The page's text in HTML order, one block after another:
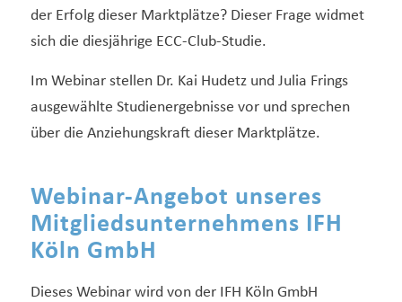
der Erfolg dieser Marktplätze? Dieser Frage widmet
sich die diesjährige ECC-Club-Studie.
Im Webinar stellen Dr. Kai Hudetz und Julia Frings
ausgewählte Studienergebnisse vor und sprechen
über die Anziehungskraft dieser Marktplätze.
Webinar-Angebot unseres
Mitgliedsunternehmens IFH
Köln GmbH
Dieses Webinar wird von der IFH Köln GmbH